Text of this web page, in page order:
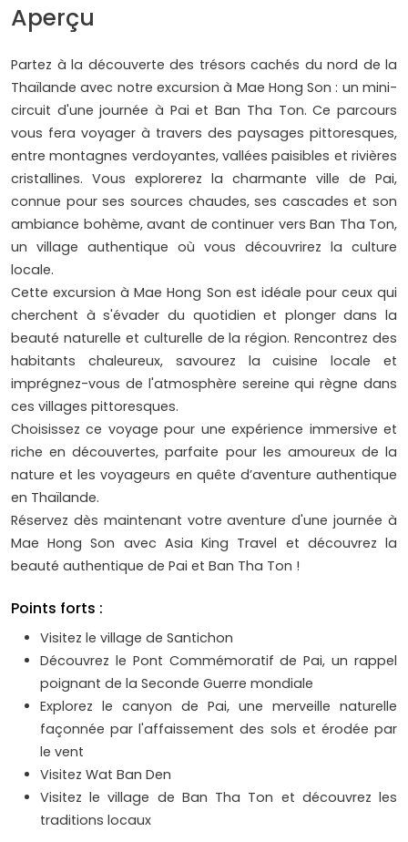
Aperçu
Partez à la découverte des trésors cachés du nord de la
Thaïlande avec notre excursion à Mae Hong Son : un mini-
circuit d'une journée à Pai et Ban Tha Ton. Ce parcours
vous fera voyager à travers des paysages pittoresques,
entre montagnes verdoyantes, vallées paisibles et rivières
cristallines. Vous explorerez la charmante ville de Pai,
connue pour ses sources chaudes, ses cascades et son
ambiance bohème, avant de continuer vers Ban Tha Ton,
un village authentique où vous découvrirez la culture
locale.
Cette excursion à Mae Hong Son est idéale pour ceux qui
cherchent à s'évader du quotidien et plonger dans la
beauté naturelle et culturelle de la région. Rencontrez des
habitants chaleureux, savourez la cuisine locale et
imprégnez-vous de l'atmosphère sereine qui règne dans
ces villages pittoresques.
Choisissez ce voyage pour une expérience immersive et
riche en découvertes, parfaite pour les amoureux de la
nature et les voyageurs en quête d’aventure authentique
en Thaïlande.
Réservez dès maintenant votre aventure d'une journée à
Mae Hong Son avec Asia King Travel et découvrez la
beauté authentique de Pai et Ban Tha Ton !
Points forts :
Visitez le village de Santichon
Découvrez le Pont Commémoratif de Pai, un rappel
poignant de la Seconde Guerre mondiale
Explorez le canyon de Pai, une merveille naturelle
façonnée par l'affaissement des sols et érodée par
le vent
Visitez Wat Ban Den
Visitez le village de Ban Tha Ton et découvrez les
traditions locaux